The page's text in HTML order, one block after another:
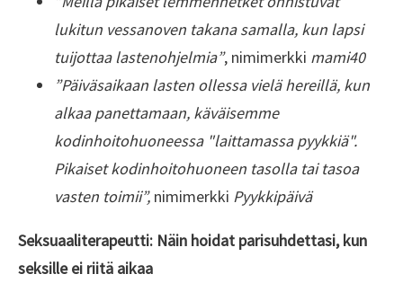
lukitun vessanoven takana samalla, kun lapsi
tuijottaa lastenohjelmia”, nimimerkki mami40
”Päiväsaikaan lasten ollessa vielä hereillä, kun
alkaa panettamaan, käväisemme
kodinhoitohuoneessa "laittamassa pyykkiä".
Pikaiset kodinhoitohuoneen tasolla tai tasoa
vasten toimii”, nimimerkki Pyykkipäivä
Seksuaaliterapeutti: Näin hoidat parisuhdettasi, kun
seksille ei riitä aikaa